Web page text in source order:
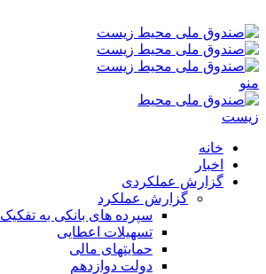
منو
خانه
اخبار
گزارش عملکردی
گزارش عملکرد
سپرده های بانکی به تفکیک
تسهیلات اعطایی
حمایتهای مالی
دولت دوازدهم